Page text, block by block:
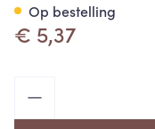
€ 5,37
Op bestelling